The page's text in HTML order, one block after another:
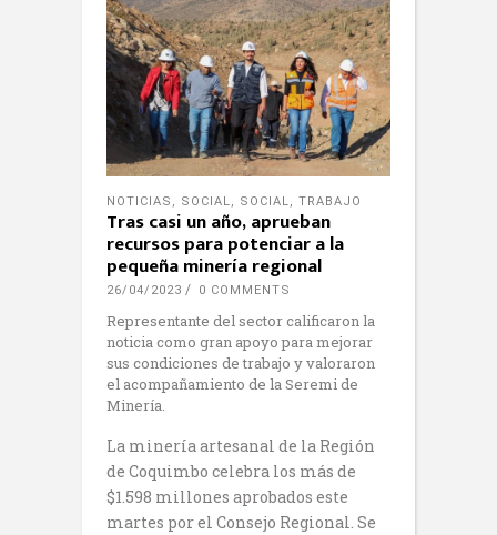
NOTICIAS , SOCIAL, SOCIAL, TRABAJO
Tras casi un año, aprueban
recursos para potenciar a la
pequeña minería regional
26/04/2023 0 COMMENTS
Representante del sector calificaron la
noticia como gran apoyo para mejorar
sus condiciones de trabajo y valoraron
el acompañamiento de la Seremi de
Minería.
La minería artesanal de la Región
de Coquimbo celebra los más de
$1.598 millones aprobados este
martes por el Consejo Regional. Se